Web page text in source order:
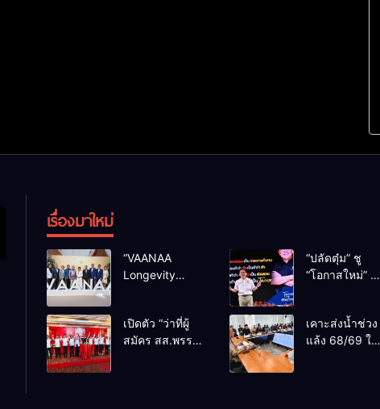
เรื่องมาใหม่
“VAANAA
Longevity
เอนต์ใหญ่สุดใน
อาเซียน
“ปลัดตุ๋ม” ชู
“โอกาสใหม่” นำ
ไม่ใช่เล่น
การเมือง
เปิดตัว “ว่าที่ผู้
สมัคร สส.พรรค
เคาะส่งน้ำช่วง
แล้ง 68/69 ใช้